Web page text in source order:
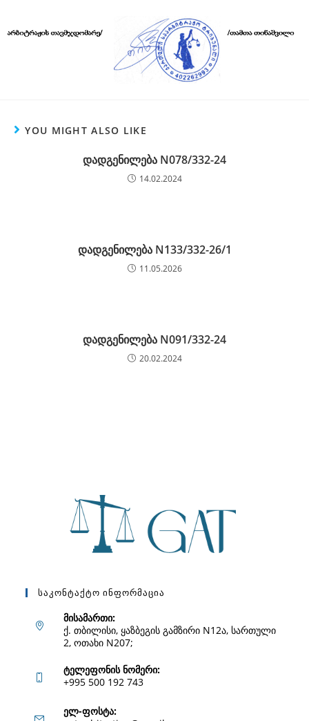
YOU MIGHT ALSO LIKE
დადგენილება N078/332-24
14.02.2024
დადგენილება N133/332-26/1
11.05.2026
დადგენილება N091/332-24
20.02.2024
Საკონტაქტო Ინფორმაცია
მისამართი:
ქ. თბილისი, ყაზბეგის გამზირი N12ა, სართული
2, ოთახი N207;
ტელეფონის ნომერი:
+995 500 192 743
ელ-ფოსტა: